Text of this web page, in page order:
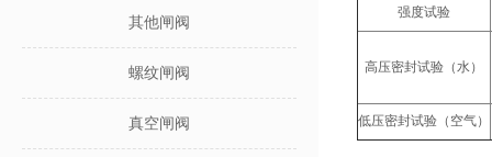
其他闸阀
螺纹闸阀
真空闸阀
强度试验
高压密封试验（水）
低压密封试验 （ 空气）